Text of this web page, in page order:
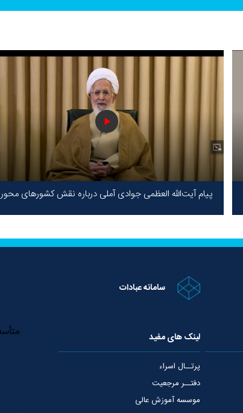
پیام آیت‌الله العظمی جوادی آملی درباره نقش کشورهای محور
سامانه عبادات
لینک های مفید
پرتــال اسراء
دفتــر مرجعیت
موسسه آموزش عالی